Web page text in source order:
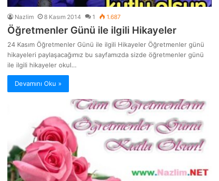
Nazlim 8 Kasım 2014 1 1.687
Öğretmenler Günü ile ilgili Hikayeler
24 Kasım Öğretmenler Günü ile ilgili Hikayeler Öğretmenler günü
hikayeleri paylaşacağımız bu sayfamızda sizde öğretmenler günü
ile ilgili hikayeler okul…
Devamını Oku »